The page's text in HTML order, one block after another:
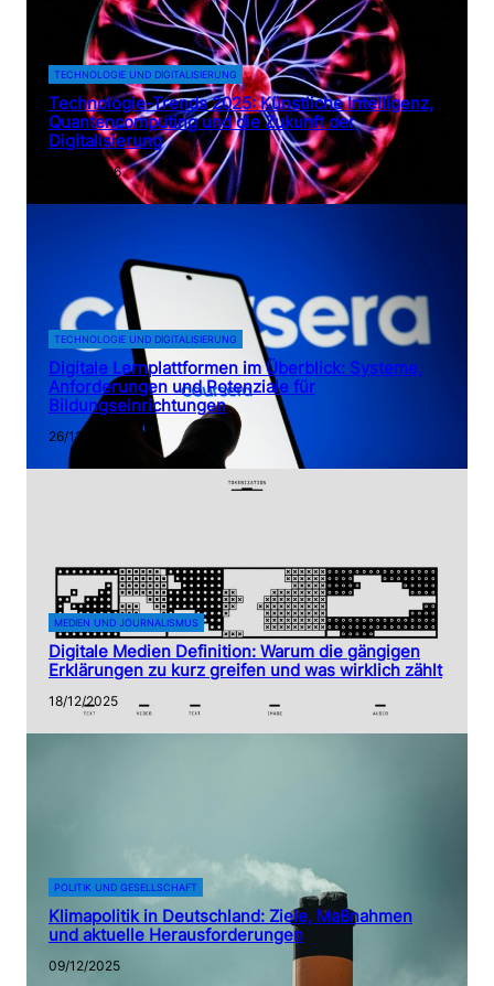
TECHNOLOGIE UND DIGITALISIERUNG
Technologie-Trends 2025: Künstliche Intelligenz,
Quantencomputing und die Zukunft der
Digitalisierung
02/01/2026
TECHNOLOGIE UND DIGITALISIERUNG
Digitale Lernplattformen im Überblick: Systeme,
Anforderungen und Potenziale für
Bildungseinrichtungen
26/12/2025
MEDIEN UND JOURNALISMUS
Digitale Medien Definition: Warum die gängigen
Erklärungen zu kurz greifen und was wirklich zählt
18/12/2025
POLITIK UND GESELLSCHAFT
Klimapolitik in Deutschland: Ziele, Maßnahmen
und aktuelle Herausforderungen
09/12/2025